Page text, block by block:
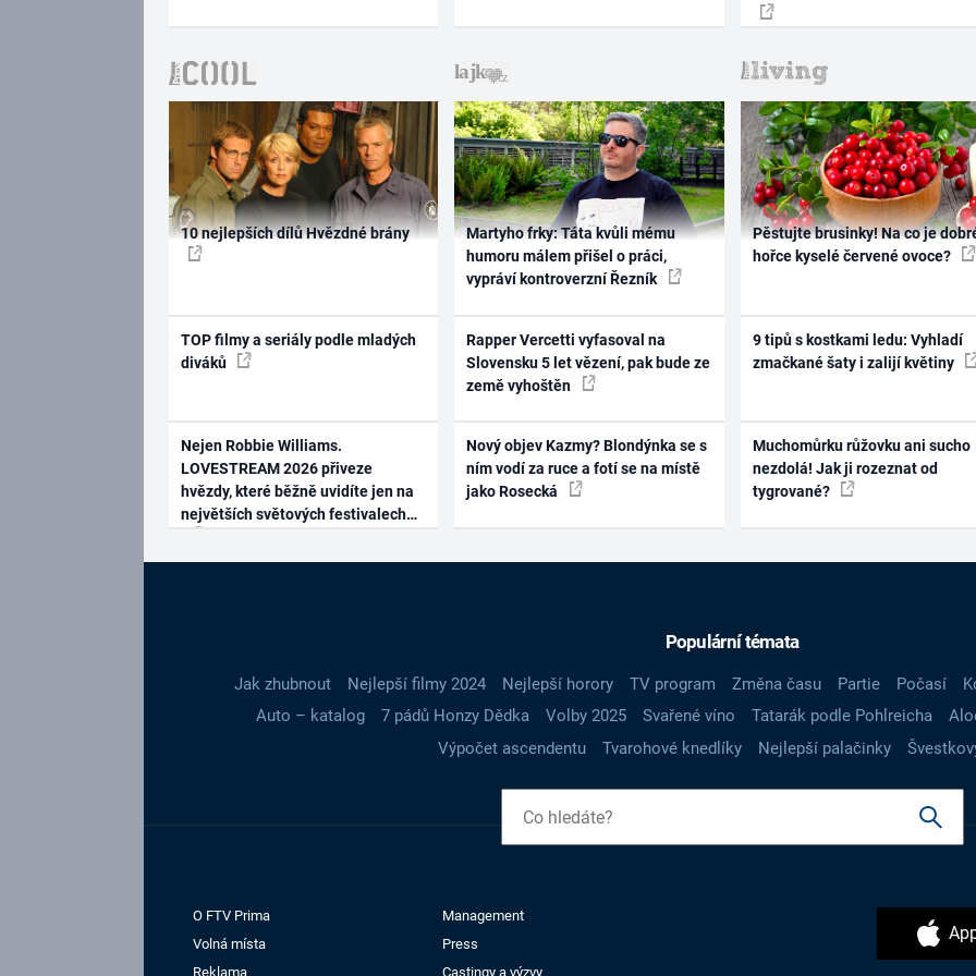
10 nejlepších dílů Hvězdné brány
TOP filmy a seriály podle mladých
diváků
Nejen Robbie Williams.
LOVESTREAM 2026 přiveze
hvězdy, které běžně uvidíte jen na
největších světových festivalech
Martyho frky: Táta kvůli mému
humoru málem přišel o práci,
vypráví kontroverzní Řezník
Rapper Vercetti vyfasoval na
Slovensku 5 let vězení, pak bude ze
země vyhoštěn
Nový objev Kazmy? Blondýnka se s
ním vodí za ruce a fotí se na místě
jako Rosecká
Pěstujte brusinky! Na co je
hořce kyselé červené ovoce?
9 tipů s kostkami ledu: Vyhladí
zmačkané šaty i zalijí květiny
Muchomůrku růžovku ani sucho
nezdolá! Jak ji rozeznat od
tygrované?
Populární témata
Jak zhubnout Nejlepší filmy 2024 Nejlepší horory TV program Změna času Partie Počasí
Auto – katalog
7 pádů Honzy Dědka Volby 2025 Svařené víno Tatarák podle Pohlreicha
Výpočet ascendentu
Tvarohové knedlíky Nejlepší palačinky
O FTV Prima
Management
Volná místa
Press
Reklama
Castingy a výzvy